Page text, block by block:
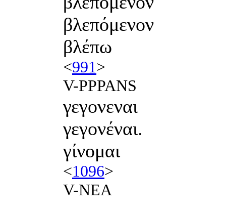
βλεπόμενον
βλέπω
<991>
V-PPPANS
γεγονεναι
γεγονέναι.
γίνομαι
<1096>
V-NEA